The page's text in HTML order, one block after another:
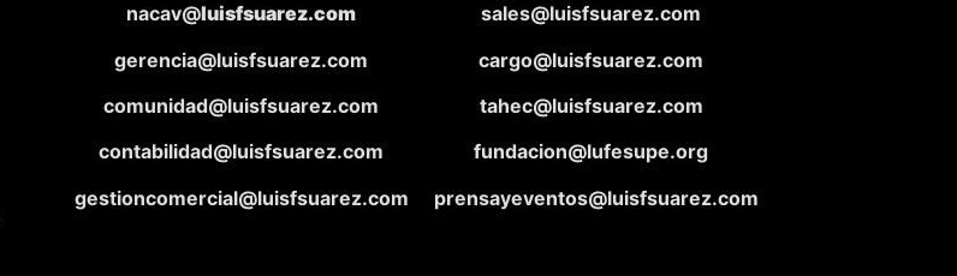
nacav@luisfsuarez.com
gerencia@luisfsuarez.com
comunidad@luisfsuarez.com
contabilidad@luisfsuarez.com
gestioncomercial@luisfsuarez.com
sales@luisfsuarez.com
cargo@luisfsuarez.com
tahec@luisfsuarez.com
fundacion@lufesupe.org
prensayeventos@luisfsuarez.com